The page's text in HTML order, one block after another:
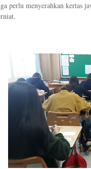
perlu menyerahkan kertas